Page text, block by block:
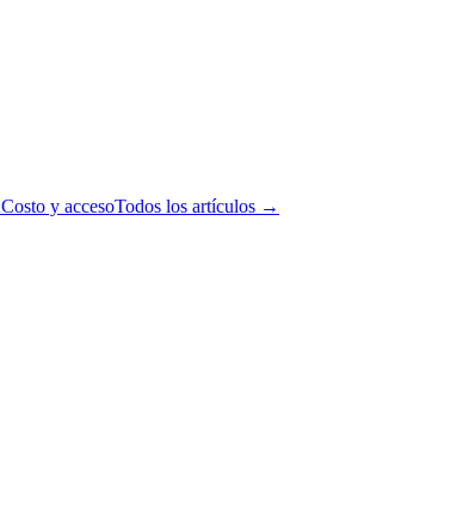
Costo y accesoTodos los artículos →